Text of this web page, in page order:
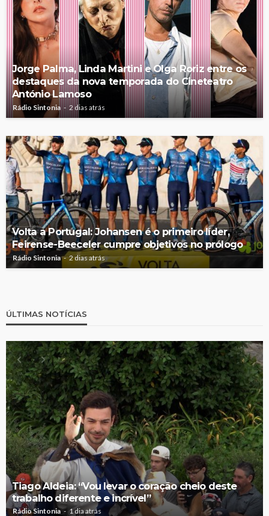
Jorge Palma, Linda Martini e Olga Roriz entre os
destaques da nova temporada do Cineteatro
António Lamoso
Rádio Sintonia 2 dias atrás
Volta a Portugal: Johansen é o primeiro líder,
Feirense-Beeceler cumpre objetivos no prólogo
Rádio Sintonia 2 dias atrás
ÚLTIMAS NOTÍCIAS
Tiago Aldeia: “Vou levar o coração cheio deste
trabalho diferente e incrível”
Rádio Sintonia 1 dia atrás